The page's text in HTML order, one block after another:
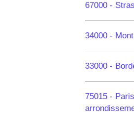
67000 -
34000 -
33000 -
75015 -